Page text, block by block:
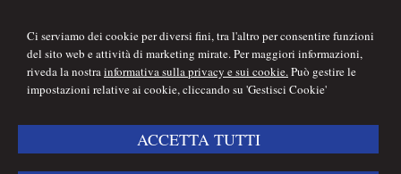
Ci serviamo dei cookie per diversi fini, tra l'altro per consentire funzioni
del sito web e attività di marketing mirate. Per maggiori informazioni,
riveda la nostrainformativa sulla privacy e sui cookie.Può gestire le
impostazioni relative ai cookie, cliccando su 'Gestisci Cookie'
ACCETTA TUTTI